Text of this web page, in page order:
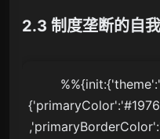
2.3 制度垄断的自